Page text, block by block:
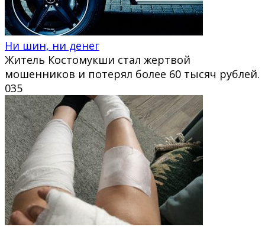
Ни шин, ни денег
Житель Костомукши стал жертвой
мошенников и потерял более 60 тысяч рублей.
035